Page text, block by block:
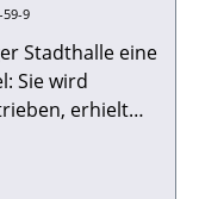
59-9
Stadthalle eine
Sie wird
erhielt
Denkmal "von
Preis: